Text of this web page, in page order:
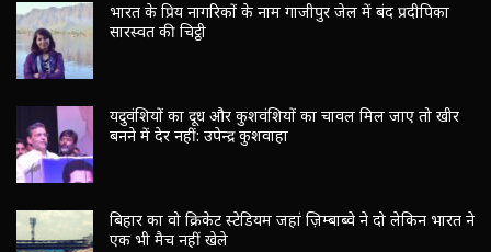
भारत के प्रिय नागरिकों के नाम गाजीपुर जेल में बंद प्रदीपिका
सारस्वत की चिट्ठी
यदुवंशियों का दूध और कुशवंशियों का चावल मिल जाए तो खीर
बनने में देर नहीं: उपेन्द्र कुशवाहा
बिहार का वो क्रिकेट स्टेडियम जहां ज़िम्बाब्वे ने दो लेकिन भारत ने
एक भी मैच नहीं खेले